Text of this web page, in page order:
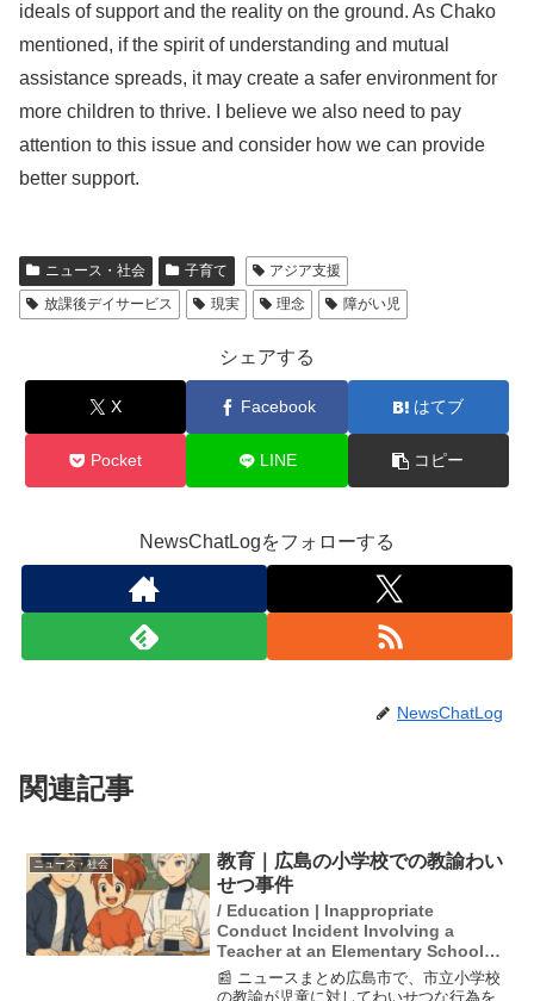
ideals of support and the reality on the ground. As Chako
mentioned, if the spirit of understanding and mutual
assistance spreads, it may create a safer environment for
more children to thrive. I believe we also need to pay
attention to this issue and consider how we can provide
better support.
ニュース・社会 子育て
アジア支援
放課後デイサービス
現実 理念 障がい児
シェアする
X Facebook はてブ
Pocket LINE コピー
NewsChatLogをフォローする
NewsChatLog
関連記事
ニュース・社会
教育｜広島の小学校での教諭わい
せつ事件
/ Education | Inappropriate
Conduct Incident Involving a
Teacher at an Elementary School in
Hiroshima
📰 ニュースまとめ広島市で、市立小学校
の教諭が児童に対してわいせつな行為を